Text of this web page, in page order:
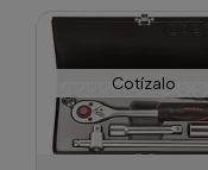
Cotízalo